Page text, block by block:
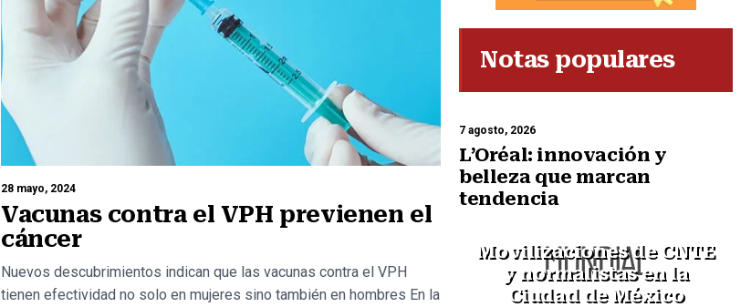
28 mayo, 2024
Vacunas contra el VPH previenen el
cáncer
Nuevos descubrimientos indican que las vacunas contra el VPH
tienen efectividad no solo en mujeres sino también en hombres En la
Notas populares
7 agosto, 2026
L’Oréal: innovación y
belleza que marcan
tendencia
Movilizaciones de CNTE
y normalistas en la
Ciudad de México